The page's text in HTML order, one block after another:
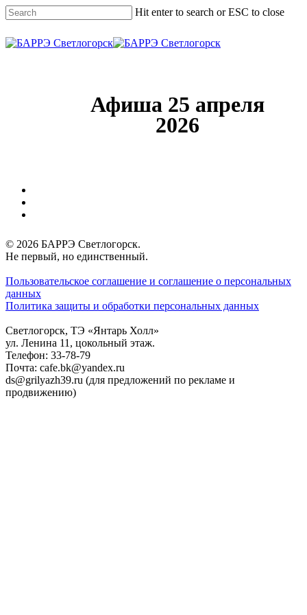
Skip
to
main
content
Hit enter to search or ESC to close
Close
Афиша 25 апреля
2026
© 2026 БАРРЭ Светлогорск.
Не первый, но единственный.
Пользовательское соглашение и соглашение о персональных
данных
Политика защиты и обработки персональных данных
Светлогорск, ТЭ «Янтарь Холл»
ул. Ленина 11, цокольный этаж.
Телефон: 33-78-79
Почта: cafe.bk@yandex.ru
ds@grilyazh39.ru (для предложений по рекламе и
продвижению)